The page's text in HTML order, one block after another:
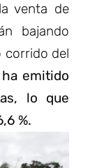
venta de
bajando
corrido del
emitido
lo que
%.